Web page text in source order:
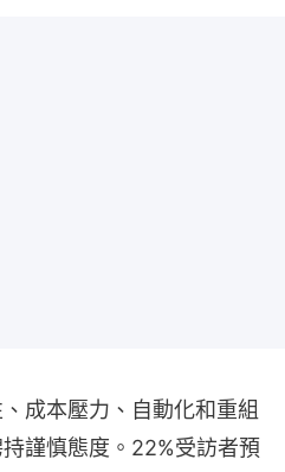
成本壓力、自動化和重組
謹慎態度。22%受訪者預